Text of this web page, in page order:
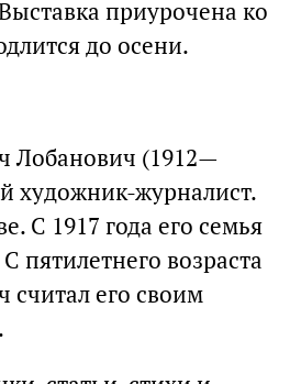
приурочена ко
до осени.
Лобанович (1912—
художник-журналист.
С 1917 года его семья
пятилетнего возраста
его своим